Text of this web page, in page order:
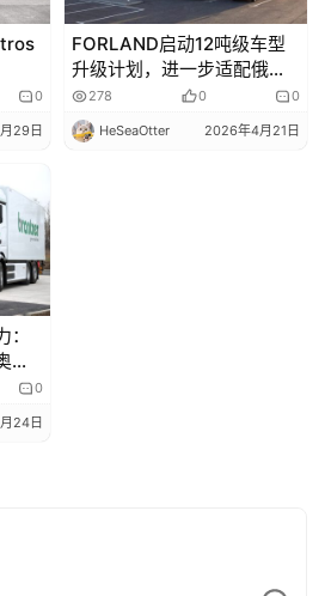
0
29日
FORLAND启动12吨级车型
升级计划，进一步适配俄罗
斯市场
278 0 0
HeSeaOtter 2026年4月21日
地
0
24日